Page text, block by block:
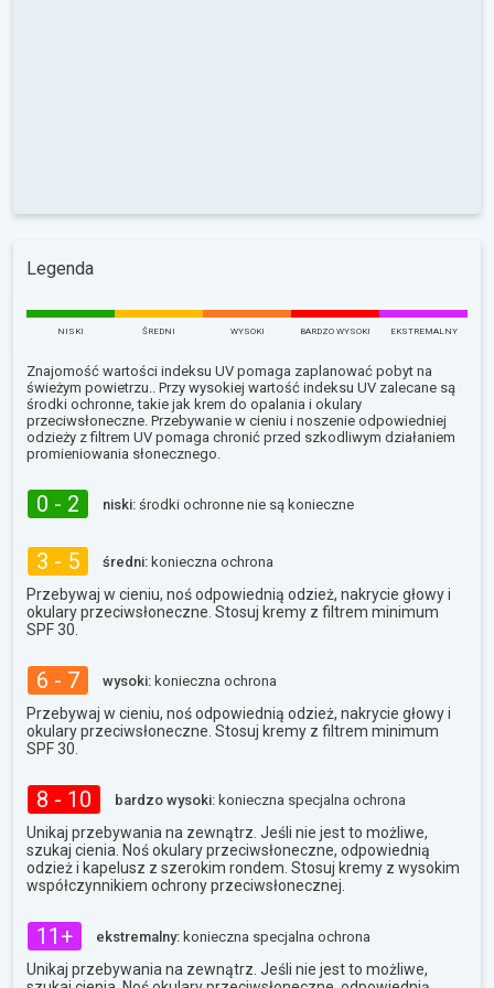
Legenda
NISKI ŚREDNI WYSOKI BARDZO WYSOKI EKSTREMALNY
Znajomość wartości indeksu UV pomaga zaplanować pobyt na
świeżym powietrzu.. Przy wysokiej wartość indeksu UV zalecane są
środki ochronne, takie jak krem do opalania i okulary
przeciwsłoneczne. Przebywanie w cieniu i noszenie odpowiedniej
odzieży z filtrem UV pomaga chronić przed szkodliwym działaniem
promieniowania słonecznego.
0 - 2 niski: środki ochronne nie są konieczne
3 - 5 średni: konieczna ochrona
Przebywaj w cieniu, noś odpowiednią odzież, nakrycie głowy i
okulary przeciwsłoneczne. Stosuj kremy z filtrem minimum
SPF 30.
6 - 7 wysoki: konieczna ochrona
Przebywaj w cieniu, noś odpowiednią odzież, nakrycie głowy i
okulary przeciwsłoneczne. Stosuj kremy z filtrem minimum
SPF 30.
8 - 10 bardzo wysoki: konieczna specjalna ochrona
Unikaj przebywania na zewnątrz. Jeśli nie jest to możliwe,
szukaj cienia. Noś okulary przeciwsłoneczne, odpowiednią
odzież i kapelusz z szerokim rondem. Stosuj kremy z wysokim
współczynnikiem ochrony przeciwsłonecznej.
11+ ekstremalny: konieczna specjalna ochrona
Unikaj przebywania na zewnątrz. Jeśli nie jest to możliwe,